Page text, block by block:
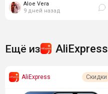
Aloe Vera
9 дней назад
Ещё из AliExpress
AliExpress Скидки